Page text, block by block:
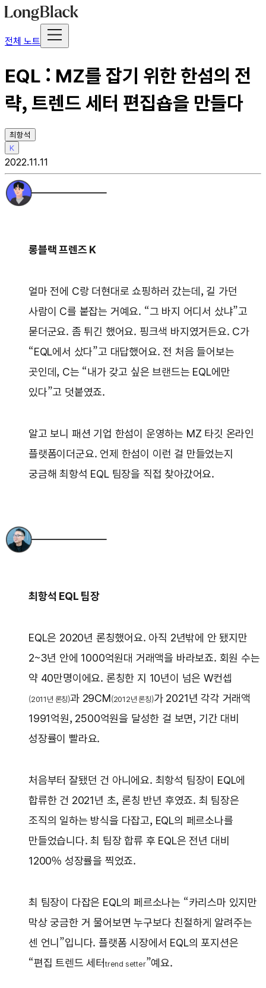
전체 노트
EQL : MZ를 잡기 위한 한섬의 전
략, 트렌드 세터 편집숍을 만들다
최항석
K
2022.11.11
롱블랙 프렌즈 K
얼마 전에 C랑 더현대로 쇼핑하러 갔는데, 길 가던
사람이 C를 붙잡는 거예요. “그 바지 어디서 샀냐”고
묻더군요. 좀 튀긴 했어요. 핑크색 바지였거든요. C가
“EQL에서 샀다”고 대답했어요. 전 처음 들어보는
곳인데, C는 “내가 갖고 싶은 브랜드는 EQL에만
있다”고 덧붙였죠.
알고 보니 패션 기업 한섬이 운영하는 MZ 타깃 온라인
플랫폼이더군요. 언제 한섬이 이런 걸 만들었는지
궁금해 최항석 EQL 팀장을 직접 찾아갔어요.
최항석 EQL 팀장
EQL은 2020년 론칭했어요. 아직 2년밖에 안 됐지만
2~3년 안에 1000억원대 거래액을 바라보죠. 회원 수는
약 40만명이에요. 론칭한 지 10년이 넘은 W컨셉
(2011년 론칭)과 29CM(2012년 론칭)가 2021년 각각 거래액
1991억원, 2500억원을 달성한 걸 보면, 기간 대비
성장률이 빨라요.
처음부터 잘됐던 건 아니에요. 최항석 팀장이 EQL에
합류한 건 2021년 초, 론칭 반년 후였죠. 최 팀장은
조직의 일하는 방식을 다잡고, EQL의 페르소나를
만들었습니다. 최 팀장 합류 후 EQL은 전년 대비
1200% 성장률을 찍었죠.
최 팀장이 다잡은 EQL의 페르소나는 “카리스마 있지만
막상 궁금한 거 물어보면 누구보다 친절하게 알려주는
센 언니”입니다. 플랫폼 시장에서 EQL의 포지션은
“편집 트렌드 세터trend setter”예요.